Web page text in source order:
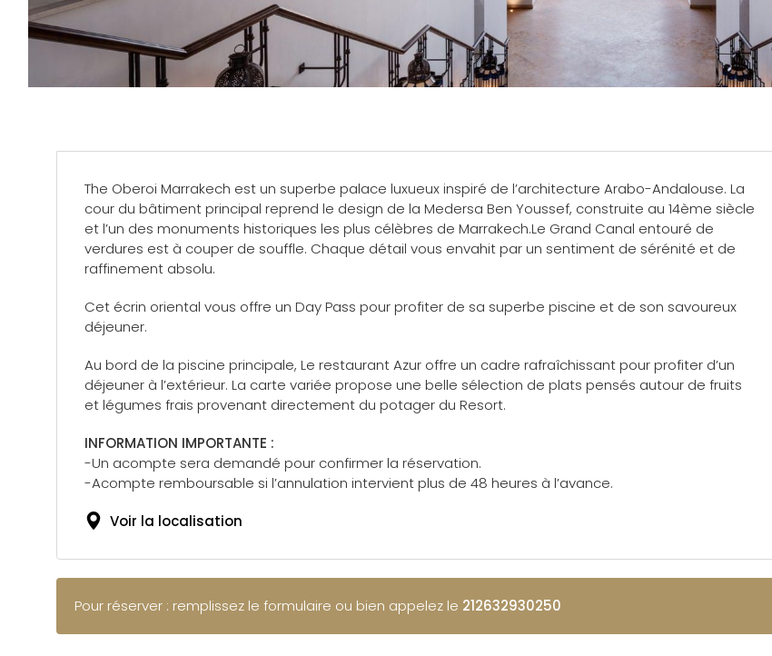
The Oberoi Marrakech est un superbe palace luxueux inspiré de l’architecture Arabo-Andalouse. La
cour du bâtiment principal reprend le design de la Medersa Ben Youssef, construite au 14ème siècle
et l’un des monuments historiques les plus célèbres de Marrakech.Le Grand Canal entouré de
verdures est à couper de souffle. Chaque détail vous envahit par un sentiment de sérénité et de
raffinement absolu.
Cet écrin oriental vous offre un Day Pass pour profiter de sa superbe piscine et de son savoureux
déjeuner.
Au bord de la piscine principale, Le restaurant Azur offre un cadre rafraîchissant pour profiter d’un
déjeuner à l’extérieur. La carte variée propose une belle sélection de plats pensés autour de fruits
et légumes frais provenant directement du potager du Resort.
INFORMATION IMPORTANTE :
-Un acompte sera demandé pour confirmer la réservation.
-Acompte remboursable si l’annulation intervient plus de 48 heures à l’avance.
Voir la localisation
Pour réserver : remplissez le formulaire ou bien appelez le 212632930250